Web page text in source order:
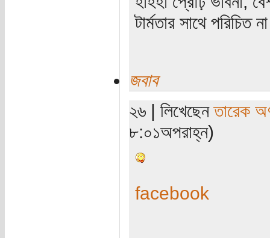
টার্মতার সাথে পরিচিত
জবাব
২৬ | লিখেছেনতারেক
৮:০১অপরাহ্ন)
facebook